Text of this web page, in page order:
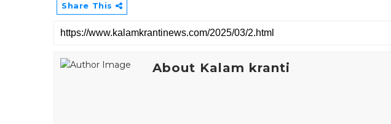
Share This
About Kalam kranti